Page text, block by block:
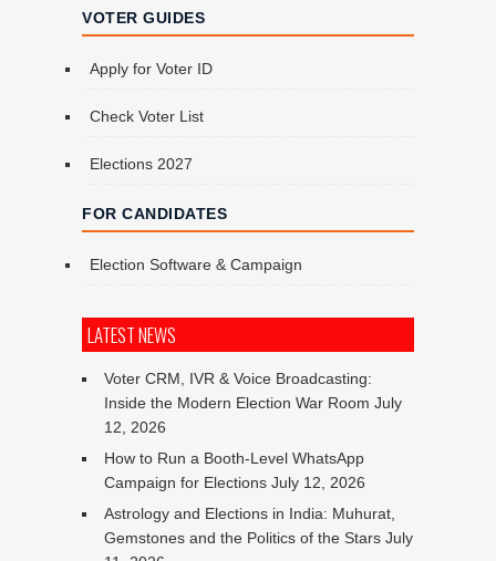
VOTER GUIDES
Apply for Voter ID
Check Voter List
Elections 2027
FOR CANDIDATES
Election Software & Campaign
LATEST NEWS
Voter CRM, IVR & Voice Broadcasting:
Inside the Modern Election War Room July
12, 2026
How to Run a Booth-Level WhatsApp
Campaign for Elections July 12, 2026
Astrology and Elections in India: Muhurat,
Gemstones and the Politics of the Stars July